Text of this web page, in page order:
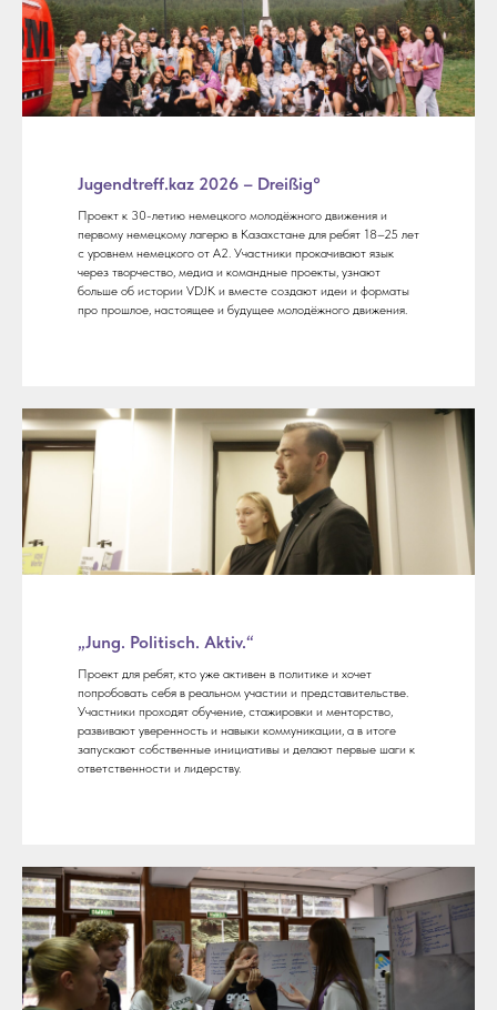
Jugendtreff.kaz 2026 – Dreißig°
Проект к 30-летию немецкого молодёжного движения и
первому немецкому лагерю в Казахстане для ребят 18–25 лет
с уровнем немецкого от A2. Участники прокачивают язык
через творчество, медиа и командные проекты, узнают
больше об истории VDJK и вместе создают идеи и форматы
про прошлое, настоящее и будущее молодёжного движения.
„Jung. Politisch. Aktiv.“
Проект для ребят, кто уже активен в политике и хочет
попробовать себя в реальном участии и представительстве.
Участники проходят обучение, стажировки и менторство,
развивают уверенность и навыки коммуникации, а в итоге
запускают собственные инициативы и делают первые шаги к
ответственности и лидерству.